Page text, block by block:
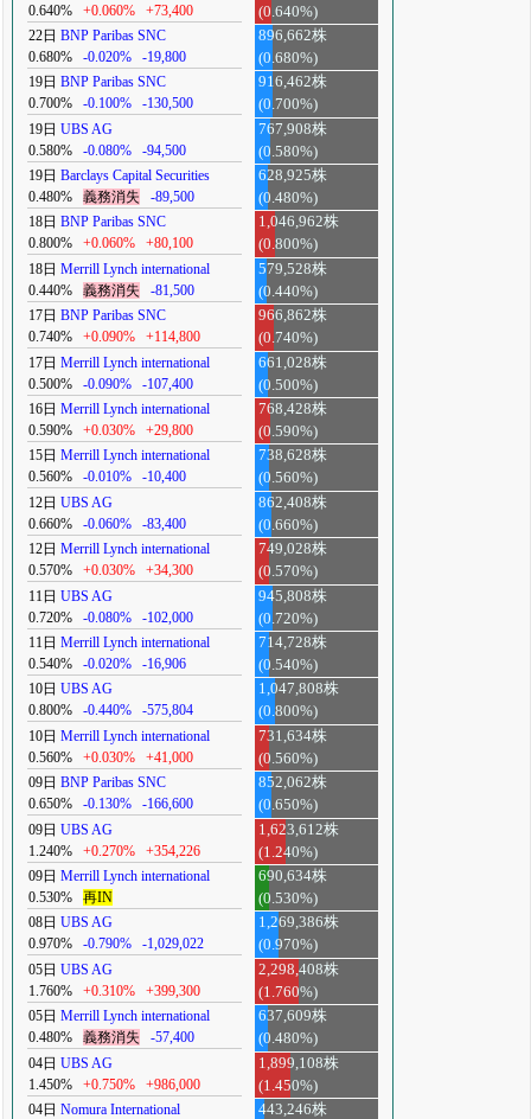
0.640%
+0.060% +73,400
(0.640%)
22日 BNP Paribas SNC
0.680%
-0.020% -19,800
896,662株
(0.680%)
19日 BNP Paribas SNC
0.700%
-0.100% -130,500
916,462株
(0.700%)
19日 UBS AG
0.580%
-0.080% -94,500
767,908株
(0.580%)
19日 Barclays Capital Securities
0.480%
義務消失 -89,500
628,925株
(0.480%)
18日 BNP Paribas SNC
0.800%
+0.060% +80,100
1,046,962株
(0.800%)
18日 Merrill Lynch international
0.440%
義務消失 -81,500
579,528株
(0.440%)
17日 BNP Paribas SNC
0.740%
+0.090% +114,800
966,862株
(0.740%)
17日 Merrill Lynch international
0.500%
-0.090% -107,400
661,028株
(0.500%)
16日 Merrill Lynch international
0.590%
+0.030% +29,800
768,428株
(0.590%)
15日 Merrill Lynch international
0.560%
-0.010% -10,400
738,628株
(0.560%)
12日 UBS AG
0.660%
-0.060% -83,400
862,408株
(0.660%)
12日 Merrill Lynch international
0.570%
+0.030% +34,300
749,028株
(0.570%)
11日 UBS AG
0.720%
-0.080% -102,000
945,808株
(0.720%)
11日 Merrill Lynch international
0.540%
-0.020% -16,906
714,728株
(0.540%)
10日 UBS AG
0.800%
-0.440% -575,804
1,047,808株
(0.800%)
10日 Merrill Lynch international
0.560%
+0.030% +41,000
731,634株
(0.560%)
09日 BNP Paribas SNC
0.650%
-0.130% -166,600
852,062株
(0.650%)
09日 UBS AG
1.240%
+0.270% +354,226
1,623,612株
(1.240%)
09日 Merrill Lynch international
0.530%
再IN
690,634株
(0.530%)
08日 UBS AG
0.970%
-0.790% -1,029,022
1,269,386株
(0.970%)
05日 UBS AG
1.760%
+0.310% +399,300
2,298,408株
(1.760%)
05日 Merrill Lynch international
0.480%
義務消失 -57,400
637,609株
(0.480%)
04日 UBS AG
1.450%
+0.750% +986,000
1,899,108株
(1.450%)
04日 Nomura International
443,246株